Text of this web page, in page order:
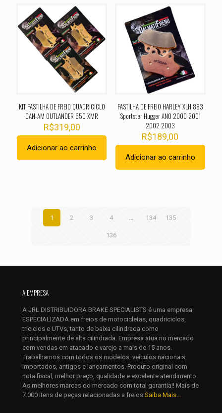
KIT PASTILHA DE FREIO QUADRICICLO
CAN-AM OUTLANDER 650 XMR
R$319,00
Adicionar ao carrinho
PASTILHA DE FREIO HARLEY XLH 883
Sportster Hugger ANO 2000 2001
2002 2003
R$189,00
Adicionar ao carrinho
1 2 3 4 … 134 135
136
A EMPRESA
A JRL DISTRIBUIDORA BRAKE SPECIALISTS é uma empresa
ESPECIALIZADA em freios de motocicletas, quadriciclos,
triciclos e UTVs, tanto de baixa cilindrada como
principalmente de alta cilindrada. Empresa atua no mercado
com vendas em atacado e varejo a mais de 15 anos.
Trabalhamos com todos os modelos, veículos nacionais,
importados, antigos e lançamentos. Produto original com
nota fiscal, melhor preço, qualidade e excelente atendimento.
As melhores marcas do mercado com total garantia!! Mais de
7.000 itens de peças relacionadas a freios:Saiba Mais...